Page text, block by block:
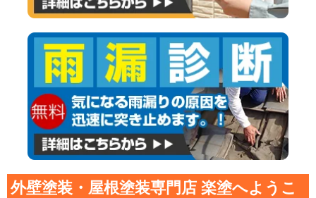
外壁塗装・屋根塗装専門店 楽塗へようこ